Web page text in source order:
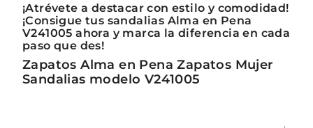
¡Atrévete a destacar con estilo y comodidad!
¡Consigue tus sandalias Alma en Pena
V241005 ahora y marca la diferencia en cada
paso que des!
Zapatos Alma en Pena Zapatos Mujer
Sandalias modelo V241005